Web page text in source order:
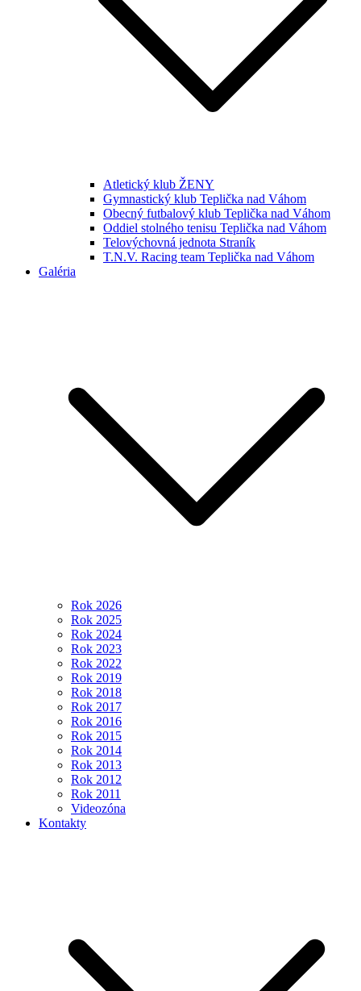
Atletický klub ŽENY
Gymnastický klub Teplička nad Váhom
Obecný futbalový klub Teplička nad Váhom
Oddiel stolného tenisu Teplička nad Váhom
Telovýchovná jednota Straník
T.N.V. Racing team Teplička nad Váhom
Galéria
Rok 2026
Rok 2025
Rok 2024
Rok 2023
Rok 2022
Rok 2019
Rok 2018
Rok 2017
Rok 2016
Rok 2015
Rok 2014
Rok 2013
Rok 2012
Rok 2011
Videozóna
Kontakty